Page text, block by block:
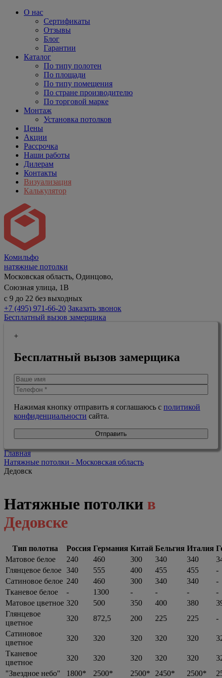
О нас
Сертификаты
Отзывы
Блог
Гарантии
Каталог
По типу полотен
По площади
По типу помещения
По стране производителю
По торговой марке
Монтаж
Установка потолков
Цены
Акции
Рассрочка
Наши работы
Дилерам
Контакты
Визуализация
Калькулятор
Комильфо
натяжные потолки
Московская область, Одинцово,
Союзная улица, 1В
с 9 до 22 без выходных
+7 (495) 971-66-20 Заказать звонок
Бесплатный вызов замерщика
+
Бесплатный вызов замерщика
Нажимая кнопку отправить я соглашаюсь с политикой
конфиденциальности сайта.
Отправить
Главная
Натяжные потолки - Московская область
Дедовск
Натяжные потолки в
Дедовске
Тип полотна Россия Германия Китай Бельгия Италия
Матовое белое
240 460 300 340 340
Глянцевое белое 340 555 400 455 455
-
Сатиновое белое 240 460 300 340 340
-
Тканевое белое
- 1300 - - -
-
Матовое цветное 320 500 350 400 380
Глянцевое
цветное
320 872,5 200 225 225
-
Сатиновое
цветное
320 320 320 320 320
Тканевое
цветное
320 320 320 320 320
"Звездное небо"
1800* 2500* 2500* 2450* 2500*